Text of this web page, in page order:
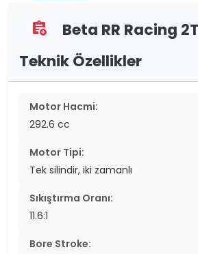
assignment_add
Beta RR Racing
Teknik Özellikler
Motor Hacmi:
292.6 cc
Motor Tipi:
Tek silindir, iki zamanlı
Sıkıştırma Oranı:
11.6:1
Bore Stroke: